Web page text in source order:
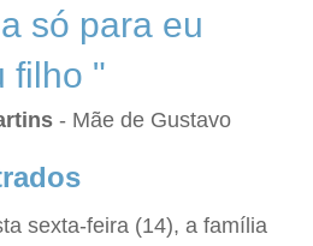
só para eu
filho "
- Mãe de Gustavo
sexta-feira (14), a família